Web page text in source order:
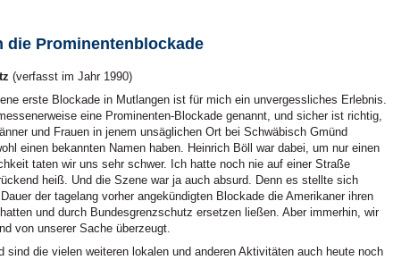
die Prominentenblockade
(verfasst im Jahr 1990)
erste Blockade in Mutlangen ist für mich ein unvergessliches Erlebnis.
eine Prominenten-Blockade genannt, und sicher ist richtig,
und Frauen in jenem unsäglichen Ort bei Schwäbisch Gmünd
einen bekannten Namen haben. Heinrich Böll war dabei, um nur einen
taten wir uns sehr schwer. Ich hatte noch nie auf einer Straße
heiß. Und die Szene war ja auch absurd. Denn es stellte sich
der tagelang vorher angekündigten Blockade die Amerikaner ihren
und durch Bundesgrenzschutz ersetzen ließen. Aber immerhin, wir
von unserer Sache überzeugt.
sind die vielen weiteren lokalen und anderen Aktivitäten auch heute noch